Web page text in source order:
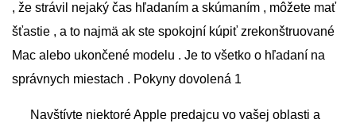
, že strávil nejaký čas hľadaním a skúmaním , môžete mať
šťastie , a to najmä ak ste spokojní kúpiť zrekonštruované
Mac alebo ukončené modelu . Je to všetko o hľadaní na
správnych miestach . Pokyny dovolená 1
Navštívte niektoré Apple predajcu vo vašej oblasti a